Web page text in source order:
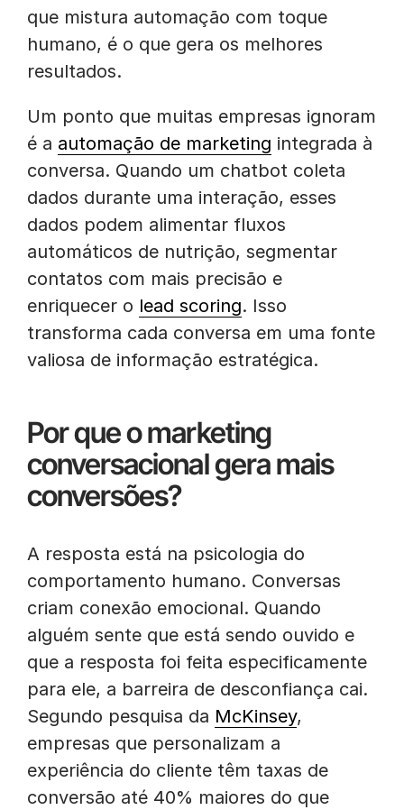
que mistura automação com toque
humano, é o que gera os melhores
resultados.
Um ponto que muitas empresas ignoram
é a automação de marketing integrada à
conversa. Quando um chatbot coleta
dados durante uma interação, esses
dados podem alimentar fluxos
automáticos de nutrição, segmentar
contatos com mais precisão e
enriquecer o lead scoring. Isso
transforma cada conversa em uma fonte
valiosa de informação estratégica.
Por que o marketing
conversacional gera mais
conversões?
A resposta está na psicologia do
comportamento humano. Conversas
criam conexão emocional. Quando
alguém sente que está sendo ouvido e
que a resposta foi feita especificamente
para ele, a barreira de desconfiança cai.
Segundo pesquisa da McKinsey,
empresas que personalizam a
experiência do cliente têm taxas de
conversão até 40% maiores do que